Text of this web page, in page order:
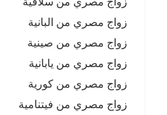
زواج مصري من البانية
زواج مصري من صينية
زواج مصري من يابانية
زواج مصري من كورية
زواج مصري من فيتنامية